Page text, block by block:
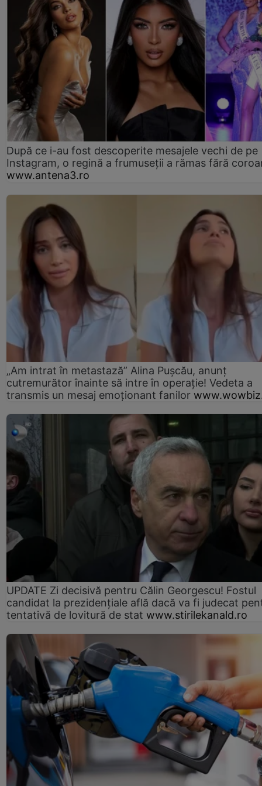
După ce i-au fost descoperite mesajele vechi de pe
Instagram, o regină a frumuseții a rămas fără
www.antena3.ro
„Am intrat în metastază” Alina Pușcău, anunț
cutremurător înainte să intre în operație! Vedeta a
transmis un mesaj emoționant fanilor
UPDATE Zi decisivă pentru Călin Georgescu! Fostul
candidat la prezidențiale află dacă va fi judecat
tentativă de lovitură de stat www.stirilekanald.ro